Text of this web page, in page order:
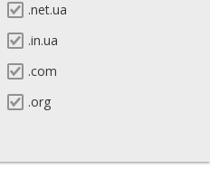
.net.ua
.in.ua
.com
.org